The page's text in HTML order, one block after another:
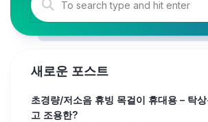
새로운 포스트
초경량/저소음 휴빙 목걸이 휴대용 – 탁
고 조용한?